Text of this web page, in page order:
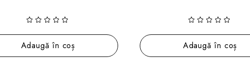
Adaugă în coș Adaugă în coș